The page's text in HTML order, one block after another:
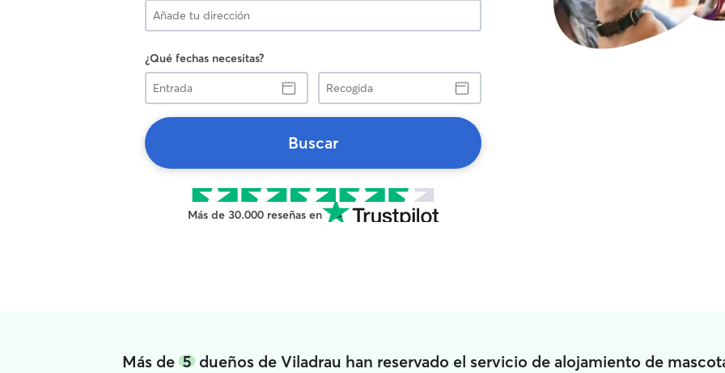
¿Qué fechas necesitas?
Entrada
Recogida
Buscar
Más de 30.000 reseñas en
Más de 5dueños de Viladrau han reservado el servicio de alojamiento de